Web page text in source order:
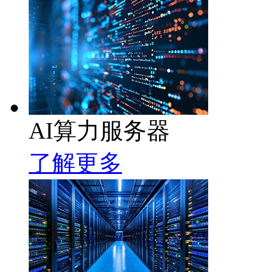
AI算力服务器
了解更多